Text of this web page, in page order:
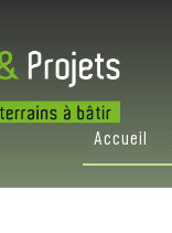
Accueil